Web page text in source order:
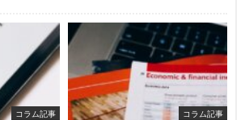
コラム記事 コラム記事